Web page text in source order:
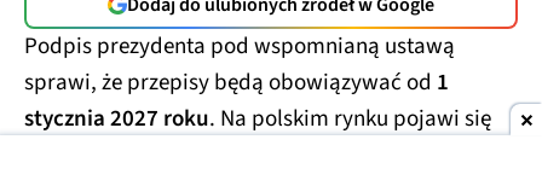
Podpis prezydenta pod wspomnianą ustawą
sprawi, że przepisy będą obowiązywać od 1
stycznia 2027 roku. Na polskim rynku pojawi się